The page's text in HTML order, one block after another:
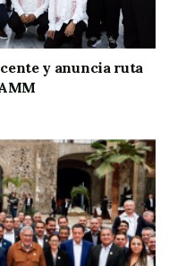
y anuncia ruta